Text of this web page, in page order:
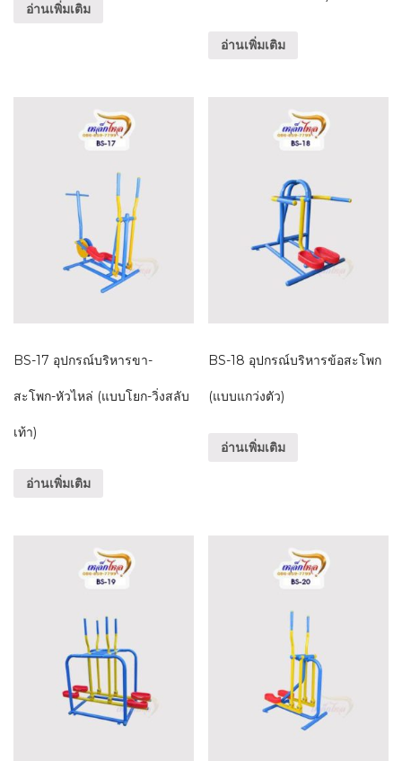
อ่านเพิ่มเติม
อ่านเพิ่มเติม
BS-17 อุปกรณ์บริหารขา-
สะโพก-หัวไหล่ (แบบโยก-วิ่งสลับ
เท้า)
อ่านเพิ่มเติม
BS-18 อุปกรณ์บริหารข้อสะโพก
(แบบแกว่งตัว)
อ่านเพิ่มเติม